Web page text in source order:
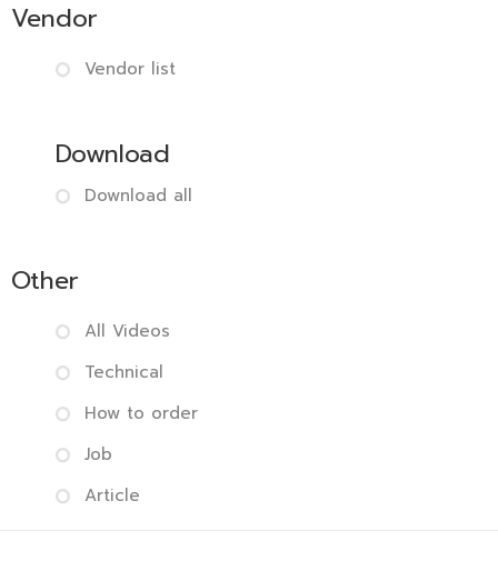
Vendor
Vendor list
Download
Download all
Other
All Videos
Technical
How to order
Job
Article